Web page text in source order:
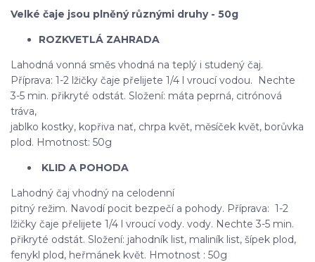
Velké čaje jsou plněný různými druhy - 50g
ROZKVETLÁ ZAHRADA
Lahodná vonná směs vhodná na teplý i studený čaj.
Příprava: 1-2 lžičky čaje přelijete 1/4 l vroucí vodou. Nechte
3-5 min. přikryté odstát. Složení: máta peprná, citrónová
tráva,
jablko kostky, kopřiva nať, chrpa květ, měsíček květ, borůvka
plod. Hmotnost: 50g
KLID A POHODA
Lahodný čaj vhodný na celodenní
pitný režim. Navodí pocit bezpečí a pohody. Příprava: 1-2
lžičky čaje přelijete 1/4 l vroucí vody. vody. Nechte 3-5 min.
přikryté odstát. Složení: jahodník list, maliník list, šípek plod,
fenykl plod, heřmánek květ. Hmotnost : 50g